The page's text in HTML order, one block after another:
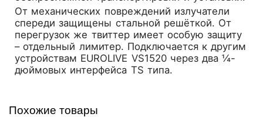
От механических повреждений излучатели
спереди защищены стальной решёткой. От
перегрузок же твиттер имеет особую защиту
– отдельный лимитер. Подключается к другим
устройствам EUROLIVE VS1520 через два ¼-
дюймовых интерфейса TS типа.
Похожие товары